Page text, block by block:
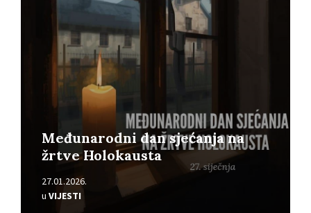
Međunarodni dan sjećanja na
žrtve Holokausta
27.01.2026.
u VIJESTI